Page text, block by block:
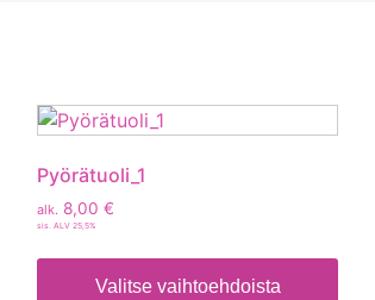
Pyörätuoli_1
alk. 8,00 €
sis. ALV 25,5%
Valitse vaihtoehdoista